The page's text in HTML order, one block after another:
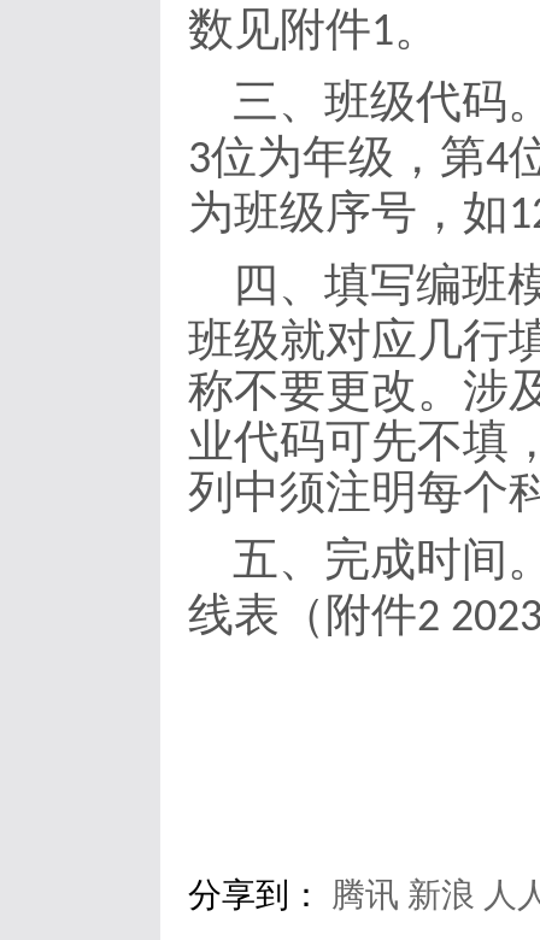
数见附件1。
三、班级代码
3位为年级，第4
为班级序号，如
四、填写编班
班级就对应 几行
称不要更改。 涉
业代码可先不填
列中须注明每个
五、完成时间
线表（附件2
分享到： 腾讯 新浪 人